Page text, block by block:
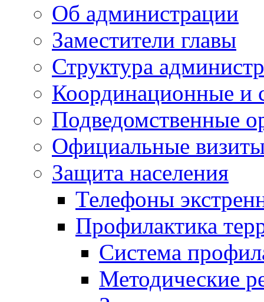
Об администрации
Заместители главы
Структура
Координационные и
Подведомственные
Официальные
Защита населения
Телефоны
Профилактика
Система
Методические